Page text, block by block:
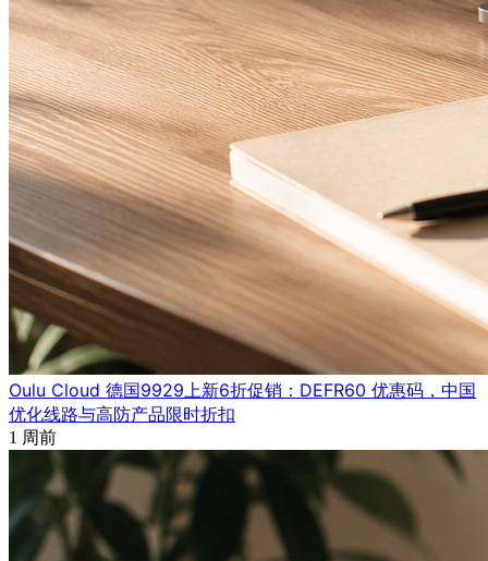
Oulu Cloud 德国9929上新6折促销：DEFR60 优惠码，中国
优化线路与高防产品限时折扣
1 周前